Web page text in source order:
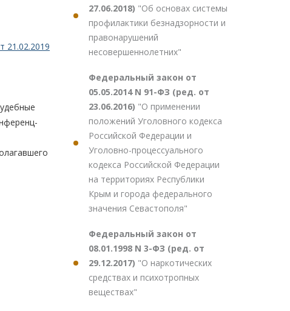
21.02.2019
27.06.2018) "Об основах системы
профилактики безнадзорности и
правонарушений
несовершеннолетних"
Федеральный закон от
05.05.2014 N 91-ФЗ (ред. от
23.06.2016) "О применении
положений Уголовного кодекса
Российской Федерации и
Уголовно-процессуального
кодекса Российской Федерации
на территориях Республики
Крым и города федерального
значения Севастополя"
Федеральный закон от
08.01.1998 N 3-ФЗ (ред. от
29.12.2017) "О наркотических
средствах и психотропных
веществах"